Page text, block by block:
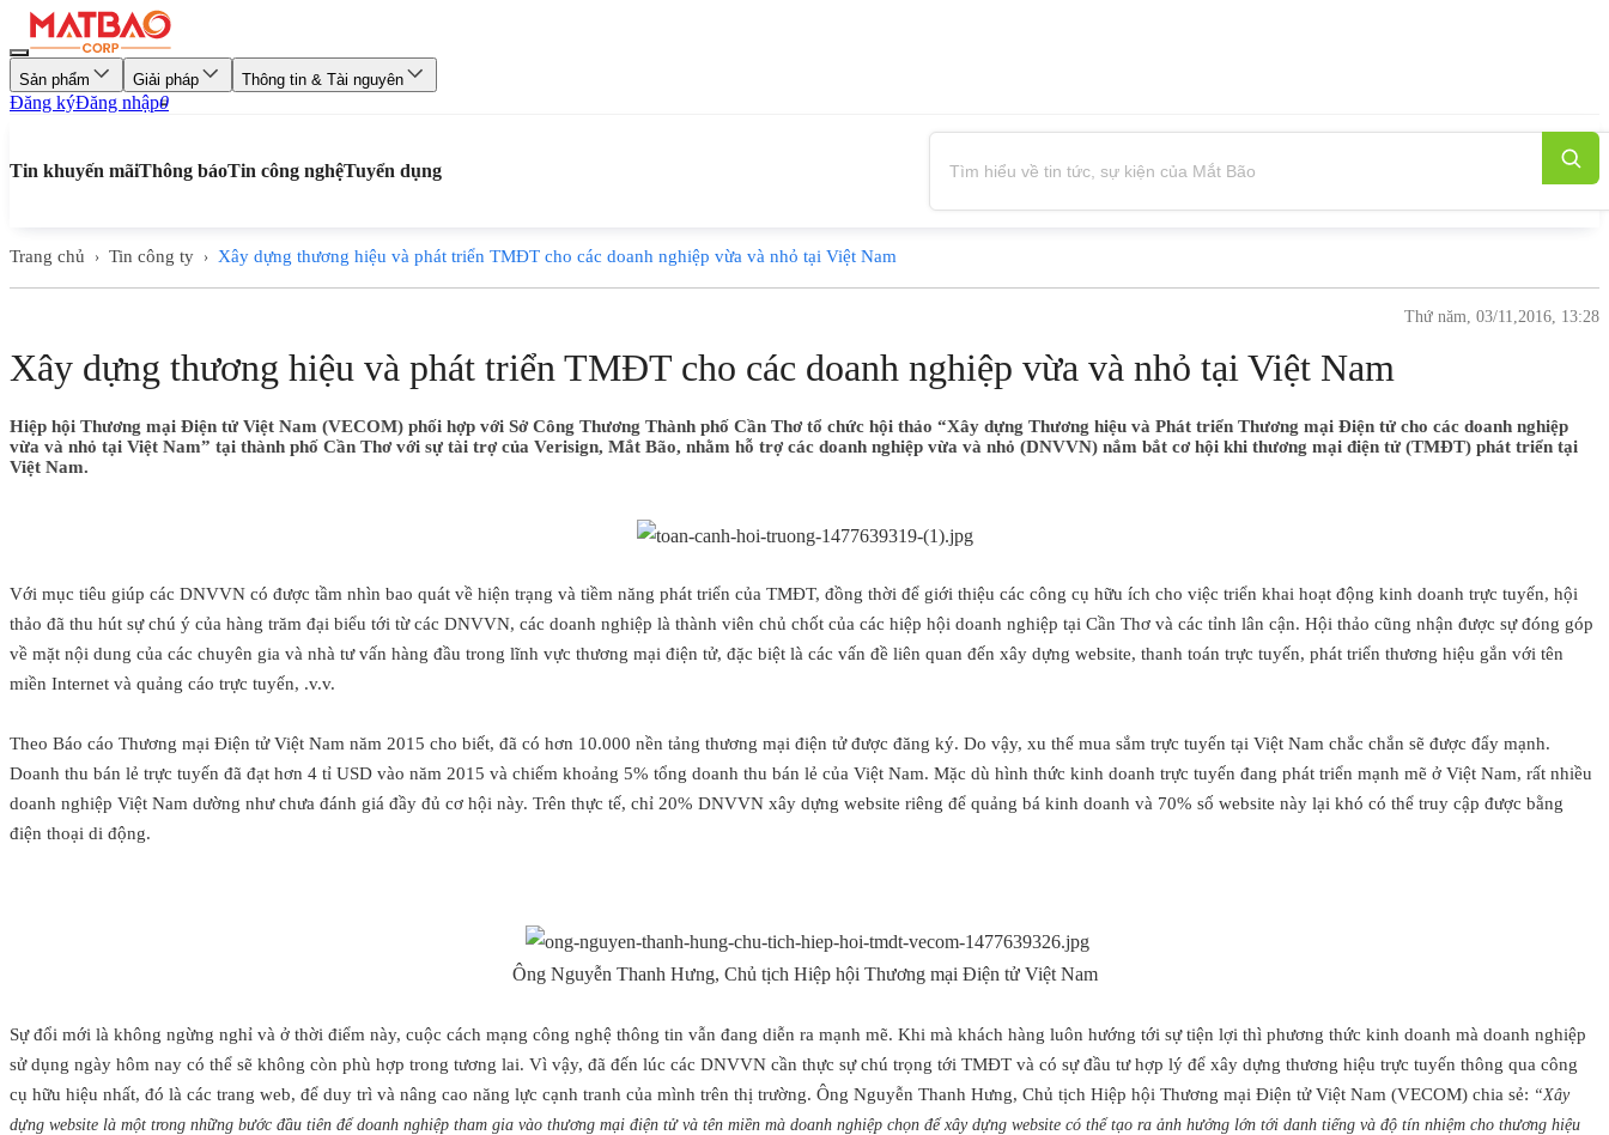
Sản phẩm Giải pháp Thông tin & Tài nguyên
Đăng kýĐăng nhập0
Tin khuyến mãiThông báoTin công nghệTuyển dụng
Trang chủ › Tin công ty › Xây dựng thương hiệu và phát triển TMĐT cho các doanh nghiệp vừa và nhỏ tại Việt Nam
Thứ năm, 03/11,2016, 13:28
Xây dựng thương hiệu và phát triển TMĐT cho các doanh nghiệp vừa và nhỏ tại Việt Nam
Hiệp hội Thương mại Điện tử Việt Nam (VECOM) phối hợp với Sở Công Thương Thành phố Cần Thơ tổ chức hội thảo “Xây dựng Thương hiệu và Phát triển Thương mại Điện tử cho các doanh nghiệp
vừa và nhỏ tại Việt Nam” tại thành phố Cần Thơ với sự tài trợ của Verisign, Mắt Bão, nhằm hỗ trợ các doanh nghiệp vừa và nhỏ (DNVVN) nắm bắt cơ hội khi thương mại điện tử (TMĐT) phát triển tại
Việt Nam.
Với mục tiêu giúp các DNVVN có được tầm nhìn bao quát về hiện trạng và tiềm năng phát triển của TMĐT, đồng thời để giới thiệu các công cụ hữu ích cho việc triển khai hoạt động kinh doanh trực tuyến, hội
thảo đã thu hút sự chú ý của hàng trăm đại biểu tới từ các DNVVN, các doanh nghiệp là thành viên chủ chốt của các hiệp hội doanh nghiệp tại Cần Thơ và các tỉnh lân cận. Hội thảo cũng nhận được sự đóng góp
về mặt nội dung của các chuyên gia và nhà tư vấn hàng đầu trong lĩnh vực thương mại điện tử, đặc biệt là các vấn đề liên quan đến xây dựng website, thanh toán trực tuyến, phát triển thương hiệu gắn với tên
miền Internet và quảng cáo trực tuyến, .v.v.
Theo Báo cáo Thương mại Điện tử Việt Nam năm 2015 cho biết, đã có hơn 10.000 nền tảng thương mại điện tử được đăng ký. Do vậy, xu thế mua sắm trực tuyến tại Việt Nam chắc chắn sẽ được đẩy mạnh.
Doanh thu bán lẻ trực tuyến đã đạt hơn 4 tỉ USD vào năm 2015 và chiếm khoảng 5% tổng doanh thu bán lẻ của Việt Nam. Mặc dù hình thức kinh doanh trực tuyến đang phát triển mạnh mẽ ở Việt Nam, rất nhiều
doanh nghiệp Việt Nam dường như chưa đánh giá đầy đủ cơ hội này. Trên thực tế, chỉ 20% DNVVN xây dựng website riêng để quảng bá kinh doanh và 70% số website này lại khó có thể truy cập được bằng
điện thoại di động.
Ông Nguyễn Thanh Hưng, Chủ tịch Hiệp hội Thương mại Điện tử Việt Nam
Sự đổi mới là không ngừng nghỉ và ở thời điểm này, cuộc cách mạng công nghệ thông tin vẫn đang diễn ra mạnh mẽ. Khi mà khách hàng luôn hướng tới sự tiện lợi thì phương thức kinh doanh mà doanh nghiệp
sử dụng ngày hôm nay có thể sẽ không còn phù hợp trong tương lai. Vì vậy, đã đến lúc các DNVVN cần thực sự chú trọng tới TMĐT và có sự đầu tư hợp lý để xây dựng thương hiệu trực tuyến thông qua công
cụ hữu hiệu nhất, đó là các trang web, để duy trì và nâng cao năng lực cạnh tranh của mình trên thị trường. Ông Nguyễn Thanh Hưng, Chủ tịch Hiệp hội Thương mại Điện tử Việt Nam (VECOM) chia sẻ: “Xây
dựng website là một trong những bước đầu tiên để doanh nghiệp tham gia vào thương mại điện tử và tên miền mà doanh nghiệp chọn để xây dựng website có thể tạo ra ảnh hưởng lớn tới danh tiếng và độ tín nhiệm cho thương hiệu